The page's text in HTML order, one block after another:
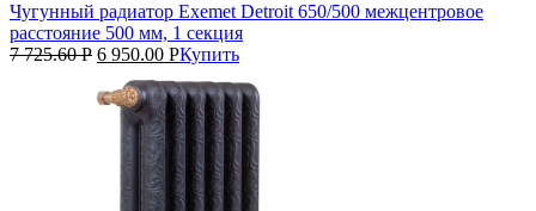
Чугунный радиатор Exemet Detroit 650/500 межцентровое
расстояние 500 мм, 1 секция
7 725.60Р 6 950.00 РКупить